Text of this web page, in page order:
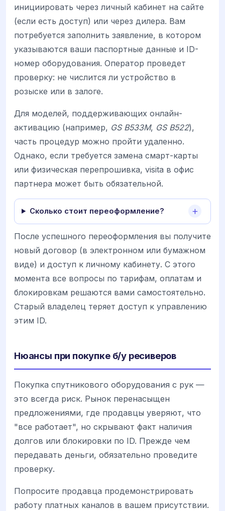
инициировать через личный кабинет на сайте
(если есть доступ) или через дилера. Вам
потребуется заполнить заявление, в котором
указываются ваши паспортные данные и ID-
номер оборудования. Оператор проведет
проверку: не числится ли устройство в
розыске или в залоге.
Для моделей, поддерживающих онлайн-
активацию (например, GS B533M, GS B522),
часть процедур можно пройти удаленно.
Однако, если требуется замена смарт-карты
или физическая перепрошивка, visita в офис
партнера может быть обязательной.
Сколько стоит переоформление?
После успешного переоформления вы получите
новый договор (в электронном или бумажном
виде) и доступ к личному кабинету. С этого
момента все вопросы по тарифам, оплатам и
блокировкам решаются вами самостоятельно.
Старый владелец теряет доступ к управлению
этим ID.
Нюансы при покупке б/у ресиверов
Покупка спутникового оборудования с рук —
это всегда риск. Рынок перенасыщен
предложениями, где продавцы уверяют, что
"все работает", но скрывают факт наличия
долгов или блокировки по ID. Прежде чем
передавать деньги, обязательно проведите
проверку.
Попросите продавца продемонстрировать
работу платных каналов в вашем присутствии.